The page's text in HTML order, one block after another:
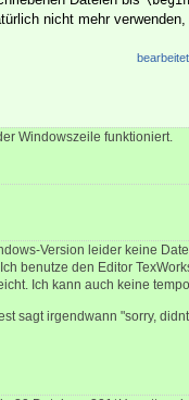
nicht mehr
bearbeitet
Windowszeile funktioniert.
Version leider keine
benutze den Editor
Ich kann auch keine
sagt irgendwann "sorry,